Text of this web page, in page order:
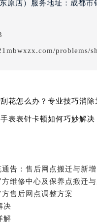
沈河区中街路137号亨得
建国门外大街甲6号华熙
东长安街1号王府井东方
包头市青山区幸福路甲3
赤峰市红山区哈达街波尔
乌海市海勃湾区人民南路
乌兰察布市集宁区恩和大
锡林郭勒盟市锡林浩特市
兴安盟市乌兰浩特市兴安
东原店）服务地址：成都
problems/
花怎么办？专业技巧消
表表针卡顿如何巧妙解决
告：售后网点搬迁与新增
维修中心及保养点搬迁
售后网点调整方案
决
解